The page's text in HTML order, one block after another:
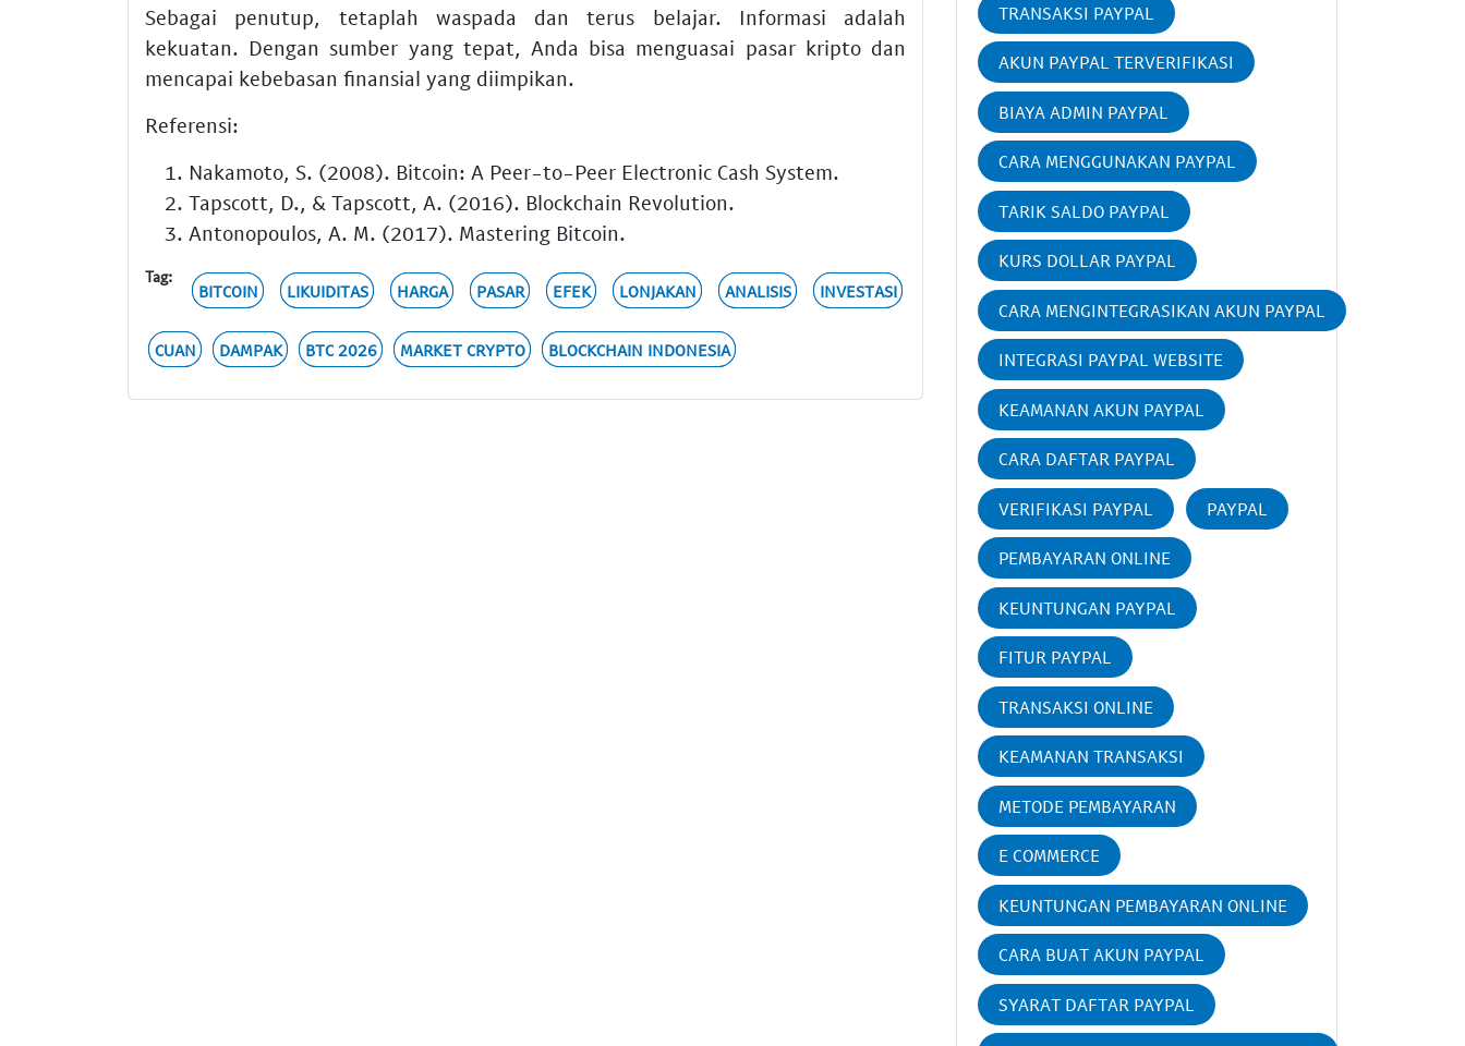
Sebagai penutup, tetaplah waspada dan terus belajar. Informasi adalah
kekuatan. Dengan sumber yang tepat, Anda bisa menguasai pasar kripto dan
mencapai kebebasan finansial yang diimpikan.
Referensi:
Nakamoto, S. (2008). Bitcoin: A Peer-to-Peer Electronic Cash System.
Tapscott, D., & Tapscott, A. (2016). Blockchain Revolution.
Antonopoulos, A. M. (2017). Mastering Bitcoin.
Tag:
BITCOIN LIKUIDITAS HARGA PASAR EFEK LONJAKAN ANALISIS INVESTASI
CUAN DAMPAK BTC 2026 MARKET CRYPTO BLOCKCHAIN INDONESIA
TRANSAKSI PAYPAL
AKUN PAYPAL TERVERIFIKASI
BIAYA ADMIN PAYPAL
CARA MENGGUNAKAN PAYPAL
TARIK SALDO PAYPAL
KURS DOLLAR PAYPAL
CARA MENGINTEGRASIKAN AKUN PAYPAL
INTEGRASI PAYPAL WEBSITE
KEAMANAN AKUN PAYPAL
CARA DAFTAR PAYPAL
VERIFIKASI PAYPAL PAYPAL
PEMBAYARAN ONLINE
KEUNTUNGAN PAYPAL
FITUR PAYPAL
TRANSAKSI ONLINE
KEAMANAN TRANSAKSI
METODE PEMBAYARAN
E COMMERCE
KEUNTUNGAN PEMBAYARAN ONLINE
CARA BUAT AKUN PAYPAL
SYARAT DAFTAR PAYPAL